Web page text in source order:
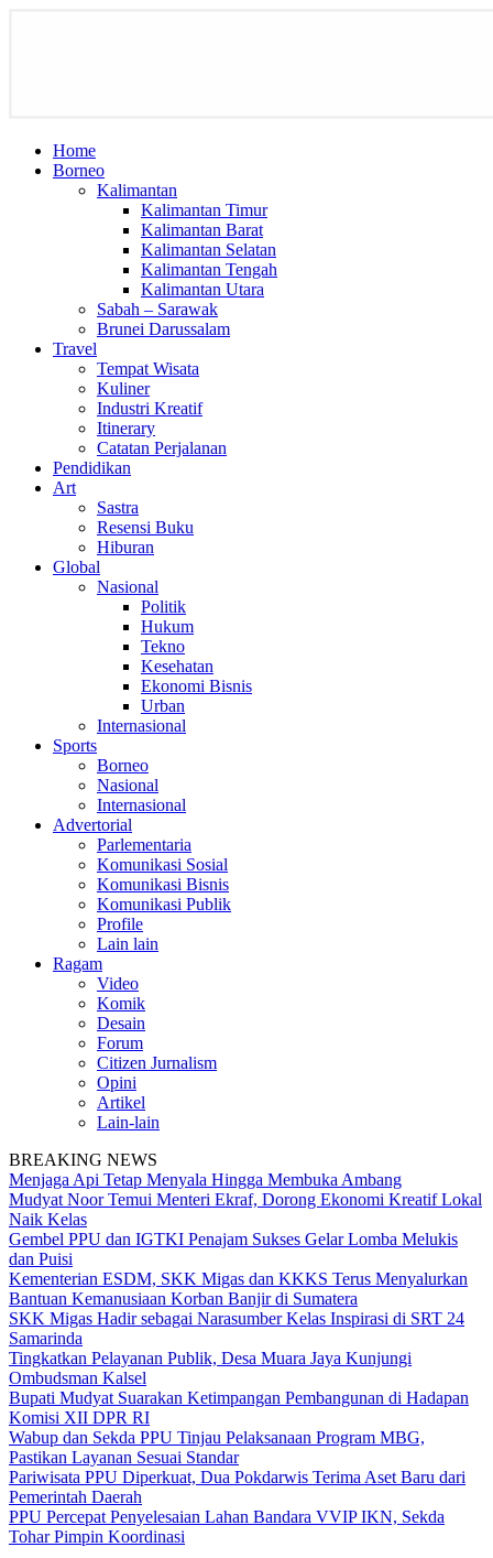
Home
Borneo
Kalimantan
Kalimantan Timur
Kalimantan Barat
Kalimantan Selatan
Kalimantan Tengah
Kalimantan Utara
Sabah – Sarawak
Brunei Darussalam
Travel
Tempat Wisata
Kuliner
Industri Kreatif
Itinerary
Catatan Perjalanan
Pendidikan
Art
Sastra
Resensi Buku
Hiburan
Global
Nasional
Politik
Hukum
Tekno
Kesehatan
Ekonomi Bisnis
Urban
Internasional
Sports
Borneo
Nasional
Internasional
Advertorial
Parlementaria
Komunikasi Sosial
Komunikasi Bisnis
Komunikasi Publik
Profile
Lain lain
Ragam
Video
Komik
Desain
Forum
Citizen Jurnalism
Opini
Artikel
Lain-lain
BREAKING NEWS
Menjaga Api Tetap Menyala Hingga Membuka Ambang
Mudyat Noor Temui Menteri Ekraf, Dorong Ekonomi Kreatif Lokal
Naik Kelas
Gembel PPU dan IGTKI Penajam Sukses Gelar Lomba Melukis
dan Puisi
Kementerian ESDM, SKK Migas dan KKKS Terus Menyalurkan
Bantuan Kemanusiaan Korban Banjir di Sumatera
SKK Migas Hadir sebagai Narasumber Kelas Inspirasi di SRT 24
Samarinda
Tingkatkan Pelayanan Publik, Desa Muara Jaya Kunjungi
Ombudsman Kalsel
Bupati Mudyat Suarakan Ketimpangan Pembangunan di Hadapan
Komisi XII DPR RI
Wabup dan Sekda PPU Tinjau Pelaksanaan Program MBG,
Pastikan Layanan Sesuai Standar
Pariwisata PPU Diperkuat, Dua Pokdarwis Terima Aset Baru dari
Pemerintah Daerah
PPU Percepat Penyelesaian Lahan Bandara VVIP IKN, Sekda
Tohar Pimpin Koordinasi